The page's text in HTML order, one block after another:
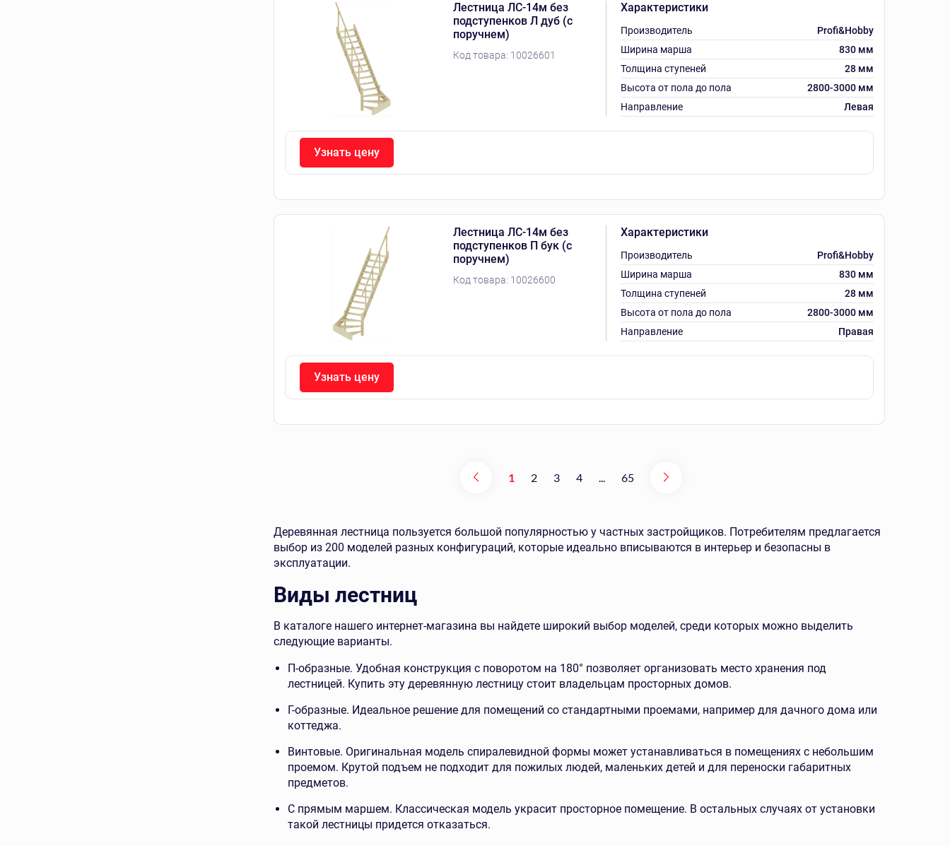
Лестница ЛС-14м без
подступенков Л дуб (с
поручнем)
Код товара: 10026601
Характеристики
Производитель
Profi&Hobby
Ширина марша
830 мм
Толщина ступеней
28 мм
Высота от пола до пола
2800-3000 мм
Направление
Левая
Узнать цену
Лестница ЛС-14м без
подступенков П бук (с
поручнем)
Код товара: 10026600
Характеристики
Производитель
Profi&Hobby
Ширина марша
830 мм
Толщина ступеней
28 мм
Высота от пола до пола
2800-3000 мм
Направление
Правая
Узнать цену
1 2 3 4 65
Деревянная лестница пользуется большой популярностью у частных застройщиков. Потребителям предлагается
выбор из 200 моделей разных конфигураций, которые идеально вписываются в интерьер и безопасны в
эксплуатации.
Виды лестниц
В каталоге нашего интернет-магазина вы найдете широкий выбор моделей, среди которых можно выделить
следующие варианты.
П-образные. Удобная конструкция с поворотом на 180° позволяет организовать место хранения под
лестницей. Купить эту деревянную лестницу стоит владельцам просторных домов.
Г-образные. Идеальное решение для помещений со стандартными проемами, например для дачного дома или
коттеджа.
Винтовые. Оригинальная модель спиралевидной формы может устанавливаться в помещениях с небольшим
проемом. Крутой подъем не подходит для пожилых людей, маленьких детей и для переноски габаритных
предметов.
С прямым маршем. Классическая модель украсит просторное помещение. В остальных случаях от установки
такой лестницы придется отказаться.